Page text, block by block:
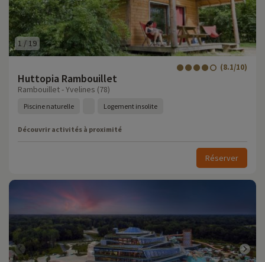
1 / 19
Huttopia Rambouillet
(8.1/10)
Rambouillet - Yvelines (78)
Piscine naturelle Logement insolite
Découvrir activités à proximité
Réserver